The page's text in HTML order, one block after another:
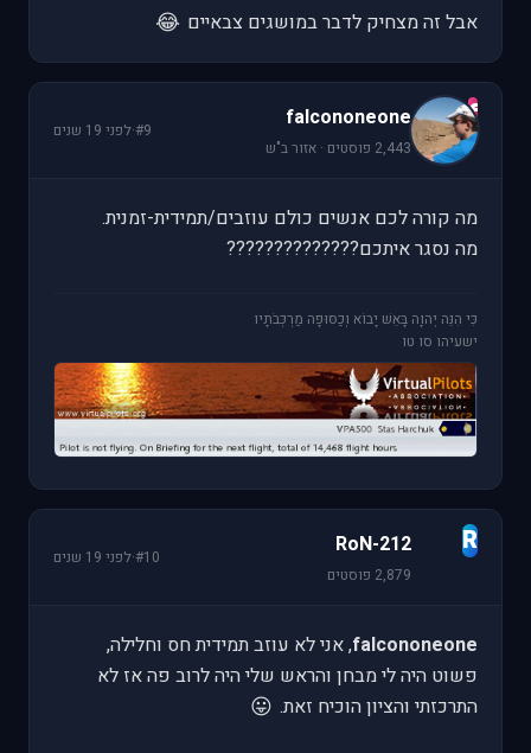
אבל זה מצחיק לדבר במושגים צבאיים 😂
f
falcononeone
2,443 פוסטים · אזור ב"ש
#9
·לפני 19 שנים
מה קורה לכם אנשים כולם עוזבים/תמידית-זמנית.
מה נסגר איתכם??????????????
כִּי הִנֵּה יְהוָה בָּאֵשׁ יָבוֹא וְכַסּוּפָה מַרְכְּבֹתָיו
ישעיהו סו טו
R
RoN-212
2,879 פוסטים
#10
·לפני 19 שנים
falcononeone, אני לא עוזב תמידית חס וחלילה,
פשוט היה לי מבחן והראש שלי היה לרוב פה אז לא
התרכזתי והציון הוכיח זאת. 😛